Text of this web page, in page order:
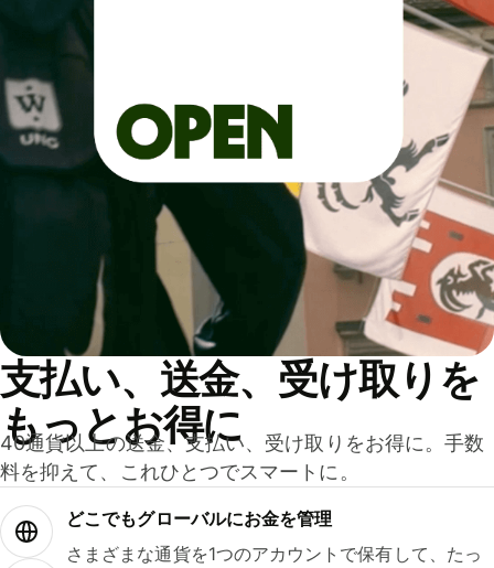
支払い、送金、受け取りを
もっとお得に
40通貨以上の送金、支払い、受け取りをお得に。手数
料を抑えて、これひとつでスマートに。
どこでもグ⁠ロ⁠ー⁠バ⁠ルにお金を管理
さまざまな通貨を1つのアカウントで保有して、たっ